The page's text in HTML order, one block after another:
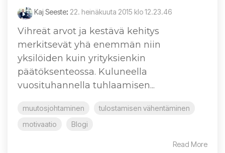
Kaj Seeste: 22. heinäkuuta 2015 klo 12.23.46
Vihreät arvot ja kestävä kehitys
merkitsevät yhä enemmän niin
yksilöiden kuin yrityksienkin
päätöksenteossa. Kuluneella
vuosituhannella tuhlaamisen...
muutosjohtaminen
tulostamisen vähentäminen
motivaatio
Blogi
Read More